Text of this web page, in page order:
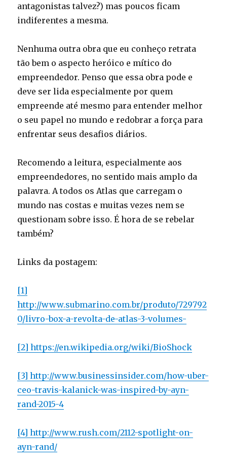
antagonistas talvez?) mas poucos ficam
indiferentes a mesma.
Nenhuma outra obra que eu conheço retrata
tão bem o aspecto heróico e mítico do
empreendedor. Penso que essa obra pode e
deve ser lida especialmente por quem
empreende até mesmo para entender melhor
o seu papel no mundo e redobrar a força para
enfrentar seus desafios diários.
Recomendo a leitura, especialmente aos
empreendedores, no sentido mais amplo da
palavra. A todos os Atlas que carregam o
mundo nas costas e muitas vezes nem se
questionam sobre isso. É hora de se rebelar
também?
Links da postagem:
[1]
http://www.submarino.com.br/produto/729792
0/livro-box-a-revolta-de-atlas-3-volumes-
[2] https://en.wikipedia.org/wiki/BioShock
[3] http://www.businessinsider.com/how-uber-
ceo-travis-kalanick-was-inspired-by-ayn-
rand-2015-4
[4] http://www.rush.com/2112-spotlight-on-
ayn-rand/